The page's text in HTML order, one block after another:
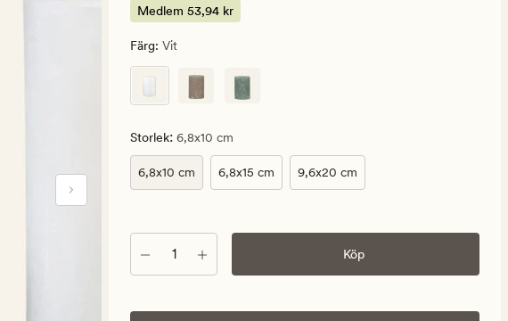
kr.
53,94
Medlem 53,94 kr
Färg: Vit
Storlek: 6,8x10 cm
6,8x10 cm 6,8x15 cm 9,6x20 cm
Antal Köp